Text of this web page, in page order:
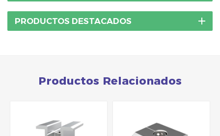
PRODUCTOS DESTACADOS
Productos Relacionados